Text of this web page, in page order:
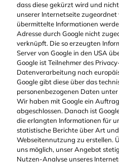
dass diese gekürzt wird und
unserer Internetseite
übermittelte Informationen
Adresse durch Google nicht
verknüpft. Die so erzeugten
Server von Google in den USA
Google ist Teilnehmer des
Datenverarbeitung nach
Google gibt diese über das
personenbezogenen Daten
Wir haben mit Google ein
abgeschlossen. Danach ist
die erlangten Informationen für
statistische Berichte über Art
Webseitennutzung zu erstellen.
uns möglich, unser Angebot
Nutzen-Analyse unseres